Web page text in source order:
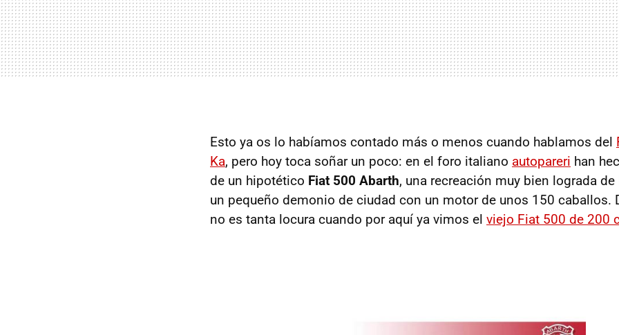
Esto ya os lo habíamos contado más o menos cuando hablamos del
Ka, pero hoy toca soñar un poco: en el foro italiano autopareri han
de un hipotético Fiat 500 Abarth, una recreación muy bien lograda
un pequeño demonio de ciudad con un motor de unos 150 caballos.
no es tanta locura cuando por aquí ya vimos el viejo Fiat 500 de 200